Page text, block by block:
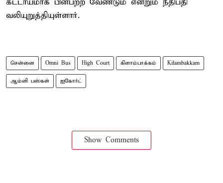
வலியுறுத்தியுள்ளார்.
சென்னை Omni Bus High Court கிளாம்பாக்கம் Kilambakkam
ஆம்னி பஸ்கள் ஐகோர்ட்
Show Comments